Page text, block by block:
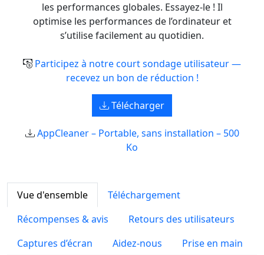
les performances globales. Essayez-le ! Il
optimise les performances de l’ordinateur et
s’utilise facilement au quotidien.
Participez à notre court sondage utilisateur —
recevez un bon de réduction !
Télécharger
AppCleaner – Portable, sans installation – 500
Ko
Vue d'ensemble
Téléchargement
Récompenses & avis
Retours des utilisateurs
Captures d’écran
Aidez-nous Prise en main